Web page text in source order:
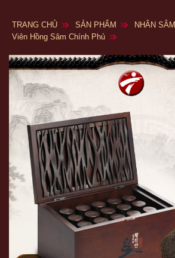
TRANG CHỦ SẢN PHẨM
NHÂN SÂM
Viên Hồng Sâm Chính Phủ